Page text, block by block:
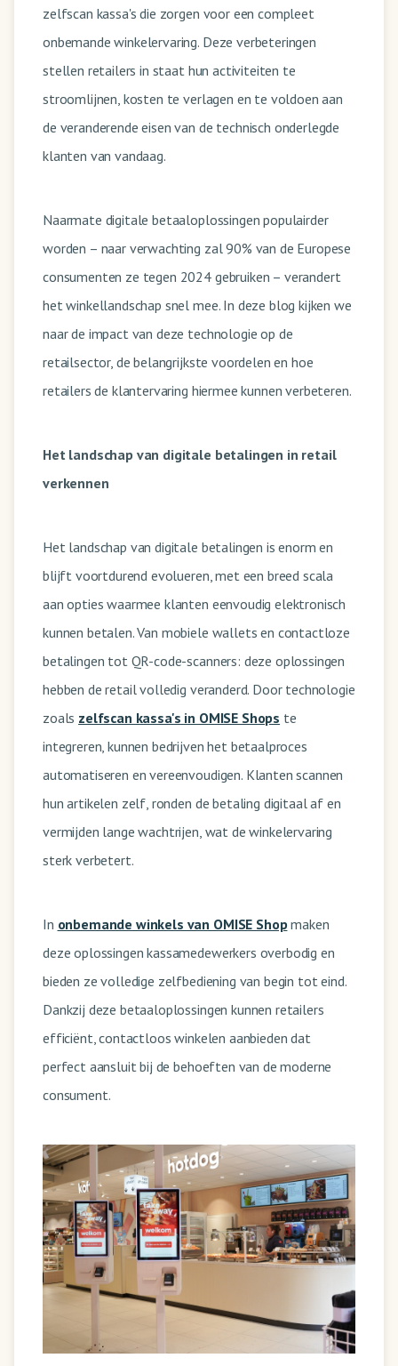
zelfscan kassa's die zorgen voor een compleet
onbemande winkelervaring. Deze verbeteringen
stellen retailers in staat hun activiteiten te
stroomlijnen, kosten te verlagen en te voldoen aan
de veranderende eisen van de technisch onderlegde
klanten van vandaag.
Naarmate digitale betaaloplossingen populairder
worden – naar verwachting zal 90% van de Europese
consumenten ze tegen 2024 gebruiken – verandert
het winkellandschap snel mee. In deze blog kijken we
naar de impact van deze technologie op de
retailsector, de belangrijkste voordelen en hoe
retailers de klantervaring hiermee kunnen verbeteren.
Het landschap van digitale betalingen in retail
verkennen
Het landschap van digitale betalingen is enorm en
blijft voortdurend evolueren, met een breed scala
aan opties waarmee klanten eenvoudig elektronisch
kunnen betalen. Van mobiele wallets en contactloze
betalingen tot QR-code-scanners: deze oplossingen
hebben de retail volledig veranderd. Door technologie
zoals zelfscan kassa's in OMISE Shops te
integreren, kunnen bedrijven het betaalproces
automatiseren en vereenvoudigen. Klanten scannen
hun artikelen zelf, ronden de betaling digitaal af en
vermijden lange wachtrijen, wat de winkelervaring
sterk verbetert.
In onbemande winkels van OMISE Shopmaken
deze oplossingen kassamedewerkers overbodig en
bieden ze volledige zelfbediening van begin tot eind.
Dankzij deze betaaloplossingen kunnen retailers
efficiënt, contactloos winkelen aanbieden dat
perfect aansluit bij de behoeften van de moderne
consument.